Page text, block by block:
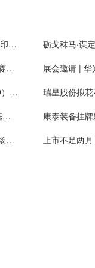
三协电机获泰康财险等机构调研：与全球消费级3D打印头部企业拓竹长期合作，有望获得大量新增客户需求
砺戈秣马·谋
艾斯迪：铝合金轻量化零部件业务提质扩量，新能源赛道占比持续提高
智引未来·共赴AI时代 | 华光源海诚聘首席AI官（CAIO），共创智慧物流新未来！
北交所邀8家公募基金座谈：促市场稳定健康发展，基金称上市公司质量持续提升
康泰装备挂
高光新材挂牌新三板，通用、封装金属掩膜版国内市场份额排名第一